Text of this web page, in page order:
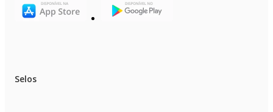
Número de Itens:2
Número de Caixas:2
Tipo de Cadastro
Selos